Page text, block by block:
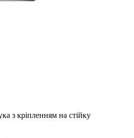
з кріпленням на стійку